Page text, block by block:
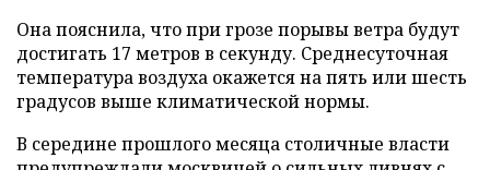
Она пояснила, что при грозе порывы ветра будут
достигать 17 метров в секунду. Среднесуточная
температура воздуха окажется на пять или шесть
градусов выше климатической нормы.
В середине прошлого месяца столичные власти